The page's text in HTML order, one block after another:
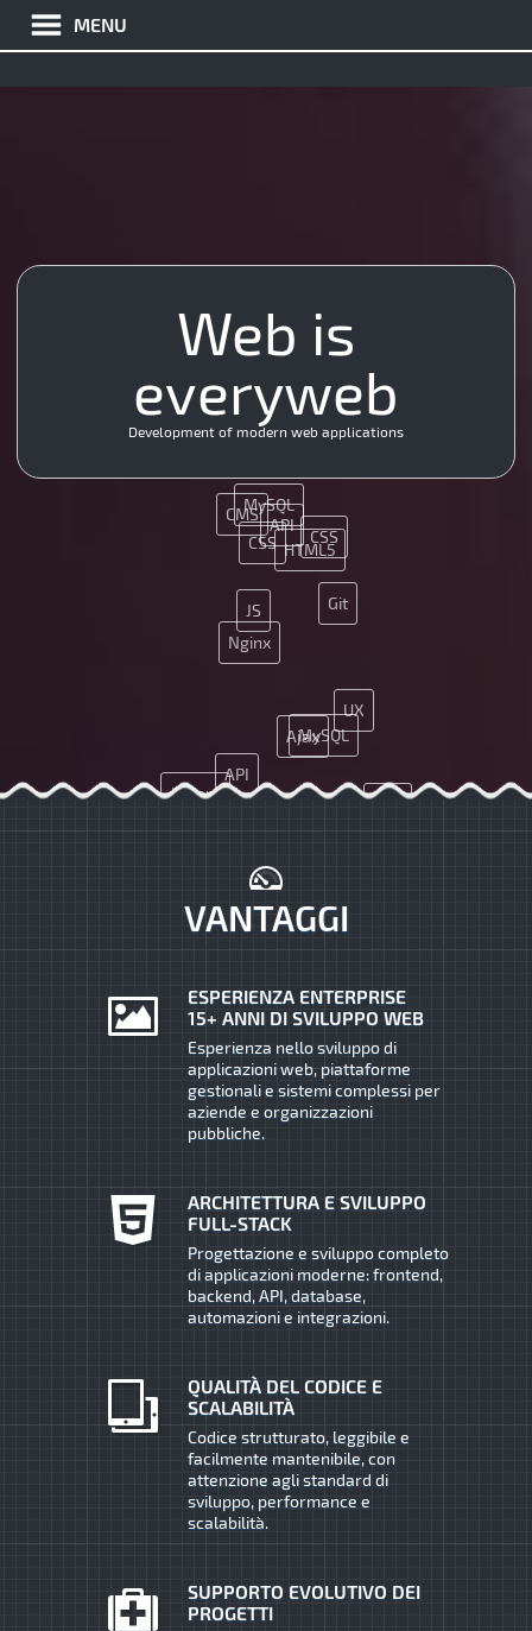
MENU
MySQL
HTML5
JS
JQuery
Nginx
Java
API
CMS
CSS
PHP
MySQL
HTML5
JQuery
Nginx
UX
API
CMS
CSS
Ajax
Git
App
Web is
everyweb
Development of modern web applications
VANTAGGI
ESPERIENZA ENTERPRISE
15+ ANNI DI SVILUPPO WEB
Esperienza nello sviluppo di
applicazioni web, piattaforme
gestionali e sistemi complessi per
aziende e organizzazioni
pubbliche.
ARCHITETTURA E SVILUPPO
FULL-STACK
Progettazione e sviluppo completo
di applicazioni moderne: frontend,
backend, API, database,
automazioni e integrazioni.
QUALITÀ DEL CODICE E
SCALABILITÀ
Codice strutturato, leggibile e
facilmente mantenibile, con
attenzione agli standard di
sviluppo, performance e
scalabilità.
SUPPORTO EVOLUTIVO DEI
PROGETTI